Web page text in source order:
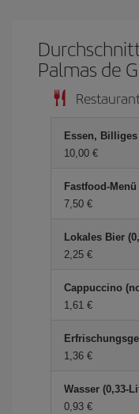
Palmas de
Essen,
10,00 €
Fastfood-Menü
7,50 €
Lokales Bier
2,25 €
Cappuccino
1,61 €
1,36 €
Wasser (0,33-
0,93 €